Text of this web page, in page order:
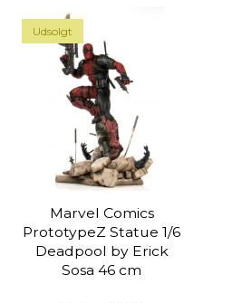
Udsolgt
Marvel Comics
PrototypeZ Statue 1/6
Deadpool by Erick
Sosa 46 cm